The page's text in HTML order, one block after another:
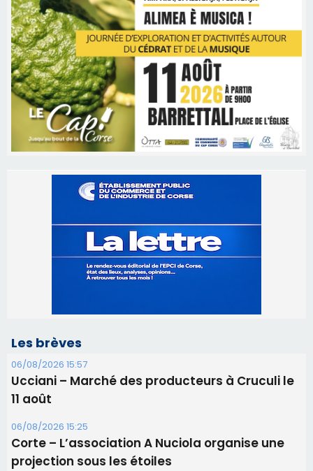
Les brèves
06/08/2026 15:57
Ucciani – Marché des producteurs à Cruculi le
11 août
06/08/2026 15:25
Corte – L’association A Nuciola organise une
projection sous les étoiles